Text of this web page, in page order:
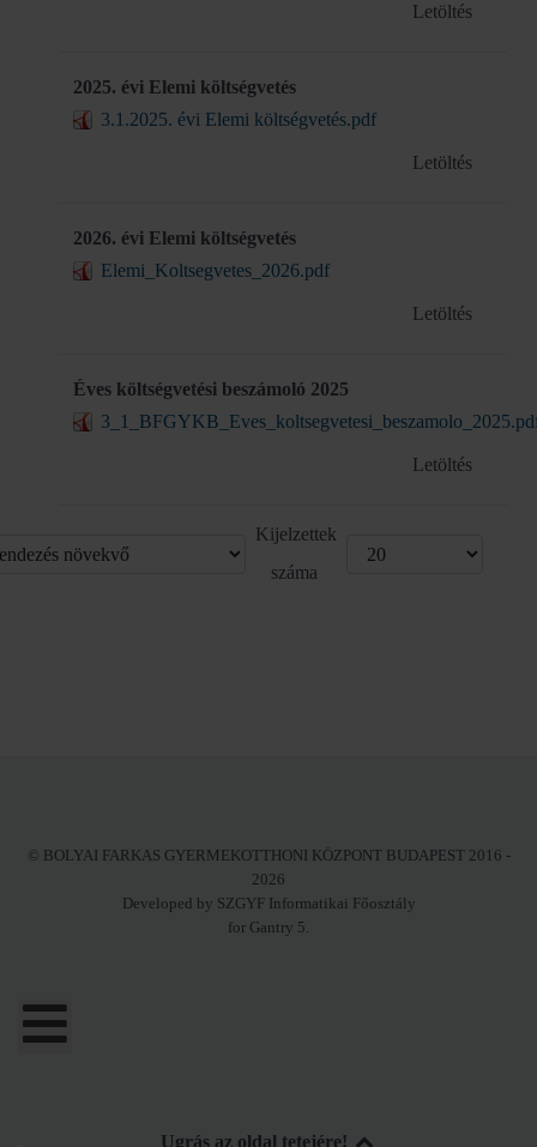
Letöltés
2025. évi Elemi költségvetés
3.1.2025. évi Elemi költségvetés.pdf
Letöltés
2026. évi Elemi költségvetés
Elemi_Koltsegvetes_2026.pdf
Letöltés
Éves költségvetési beszámoló 2025
Letöltés
Kijelzettek
száma
© BOLYAI FARKAS GYERMEKOTTHONI KÖZPONT BUDAPEST 2016 -
2026
Developed by SZGYF Informatikai Főosztály
for Gantry 5.
Ugrás az oldal tetejére!